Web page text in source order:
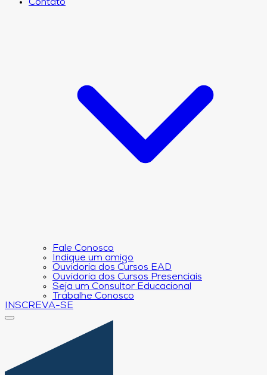
Contato
Fale Conosco
Indique um amigo
Ouvidoria dos Cursos EAD
Ouvidoria dos Cursos Presenciais
Seja um Consultor Educacional
Trabalhe Conosco
INSCREVA-SE